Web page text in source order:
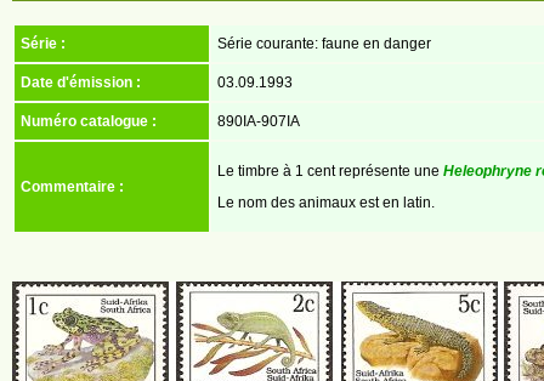
Série : Série courante: faune en danger
Date d'émission : 03.09.1993
Numéro catalogue : 890IA-907IA
Commentaire :
Le timbre à 1 cent représente une Heleophryne
Le nom des animaux est en latin.